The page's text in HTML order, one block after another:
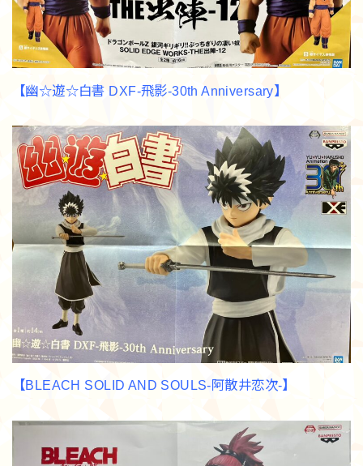
【幽☆遊☆白書 DXF-飛影-30th Anniversary】
【BLEACH SOLID AND SOULS-阿散井恋次-】